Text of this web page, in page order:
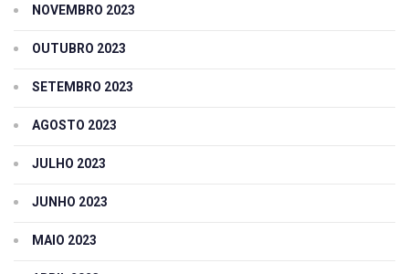
NOVEMBRO 2023
OUTUBRO 2023
SETEMBRO 2023
AGOSTO 2023
JULHO 2023
JUNHO 2023
MAIO 2023